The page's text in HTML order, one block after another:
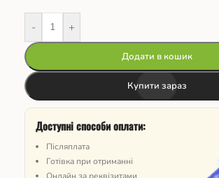
- +
Додати в кошик
Купити зараз
Доступні способи оплати:
Післяплата
Готівка при отриманні
Онлайн за реквізитами